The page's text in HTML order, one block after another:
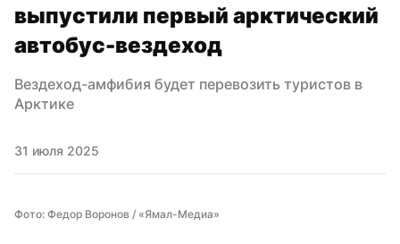
выпустили первый арктический
автобус-вездеход
Вездеход-амфибия будет перевозить туристов в
Арктике
31 июля 2025
Фото: Федор Воронов / «Ямал-Медиа»